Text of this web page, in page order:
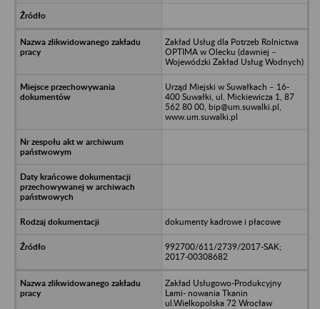
Zakład Usług dla Potrzeb Rolnictwa
OPTIMA w Olecku (dawniej –
Wojewódzki Zakład Usług Wodnych)
Urząd Miejski w Suwałkach – 16-
400 Suwałki, ul. Mickiewicza 1, 87
562 80 00, bip@um.suwalki.pl,
www.um.suwalki.pl
dokumenty kadrowe i płacowe
992700/611/2739/2017-SAK;
2017-00308682
Zakład Usługowo-Produkcyjny
Lami- nowania Tkanin
ul.Wielkopolska 72 Wrocław